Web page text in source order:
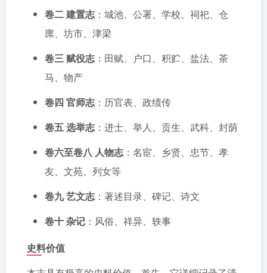
卷二 建置志：城池、公署、学校、祠祀、仓
廪、坊市、津梁
卷三 赋役志：田赋、户口、积贮、盐法、茶
马、物产
卷四 官师志：历官表、政绩传
卷五 选举志：进士、举人、贡生、武科、封荫
卷六至卷八 人物志：名宦、乡贤、忠节、孝
友、文苑、列女等
卷九 艺文志：著述目录、碑记、诗文
卷十 杂记 ：风俗、祥异、轶事
史料价值